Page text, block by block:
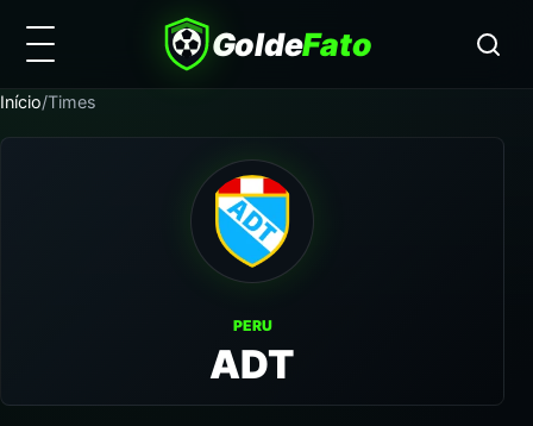
GoldeFato
Início/Times
PERU
ADT